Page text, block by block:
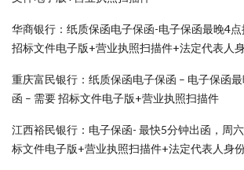
华商银行：纸质保函电子保函-电子保函最晚4
招标文件电子版+营业执照扫描件+法定代表人
重庆富民银行：纸质保函电子保函 – 电子保函
函 – 需要 招标文件电子版+营业执照扫描件
江西裕民银行：电子保函- 最快5分钟出函，周
标文件电子版+营业执照扫描件+法定代表人身